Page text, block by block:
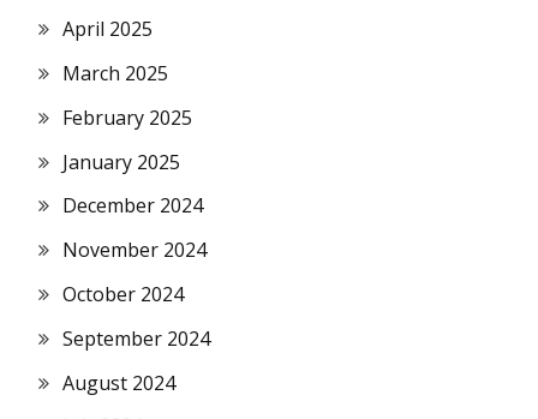
April 2025
March 2025
February 2025
January 2025
December 2024
November 2024
October 2024
September 2024
August 2024